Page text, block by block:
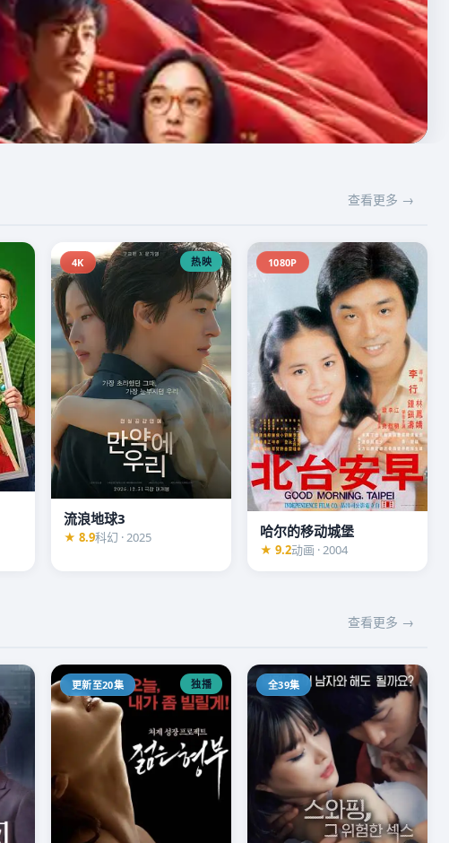
查看更多 →
4K 热映
流浪地球3
★ 8.9科幻 · 2025
1080P
哈尔的移动城堡
★ 9.2动画 · 2004
查看更多 →
更新至20集 独播 全39集